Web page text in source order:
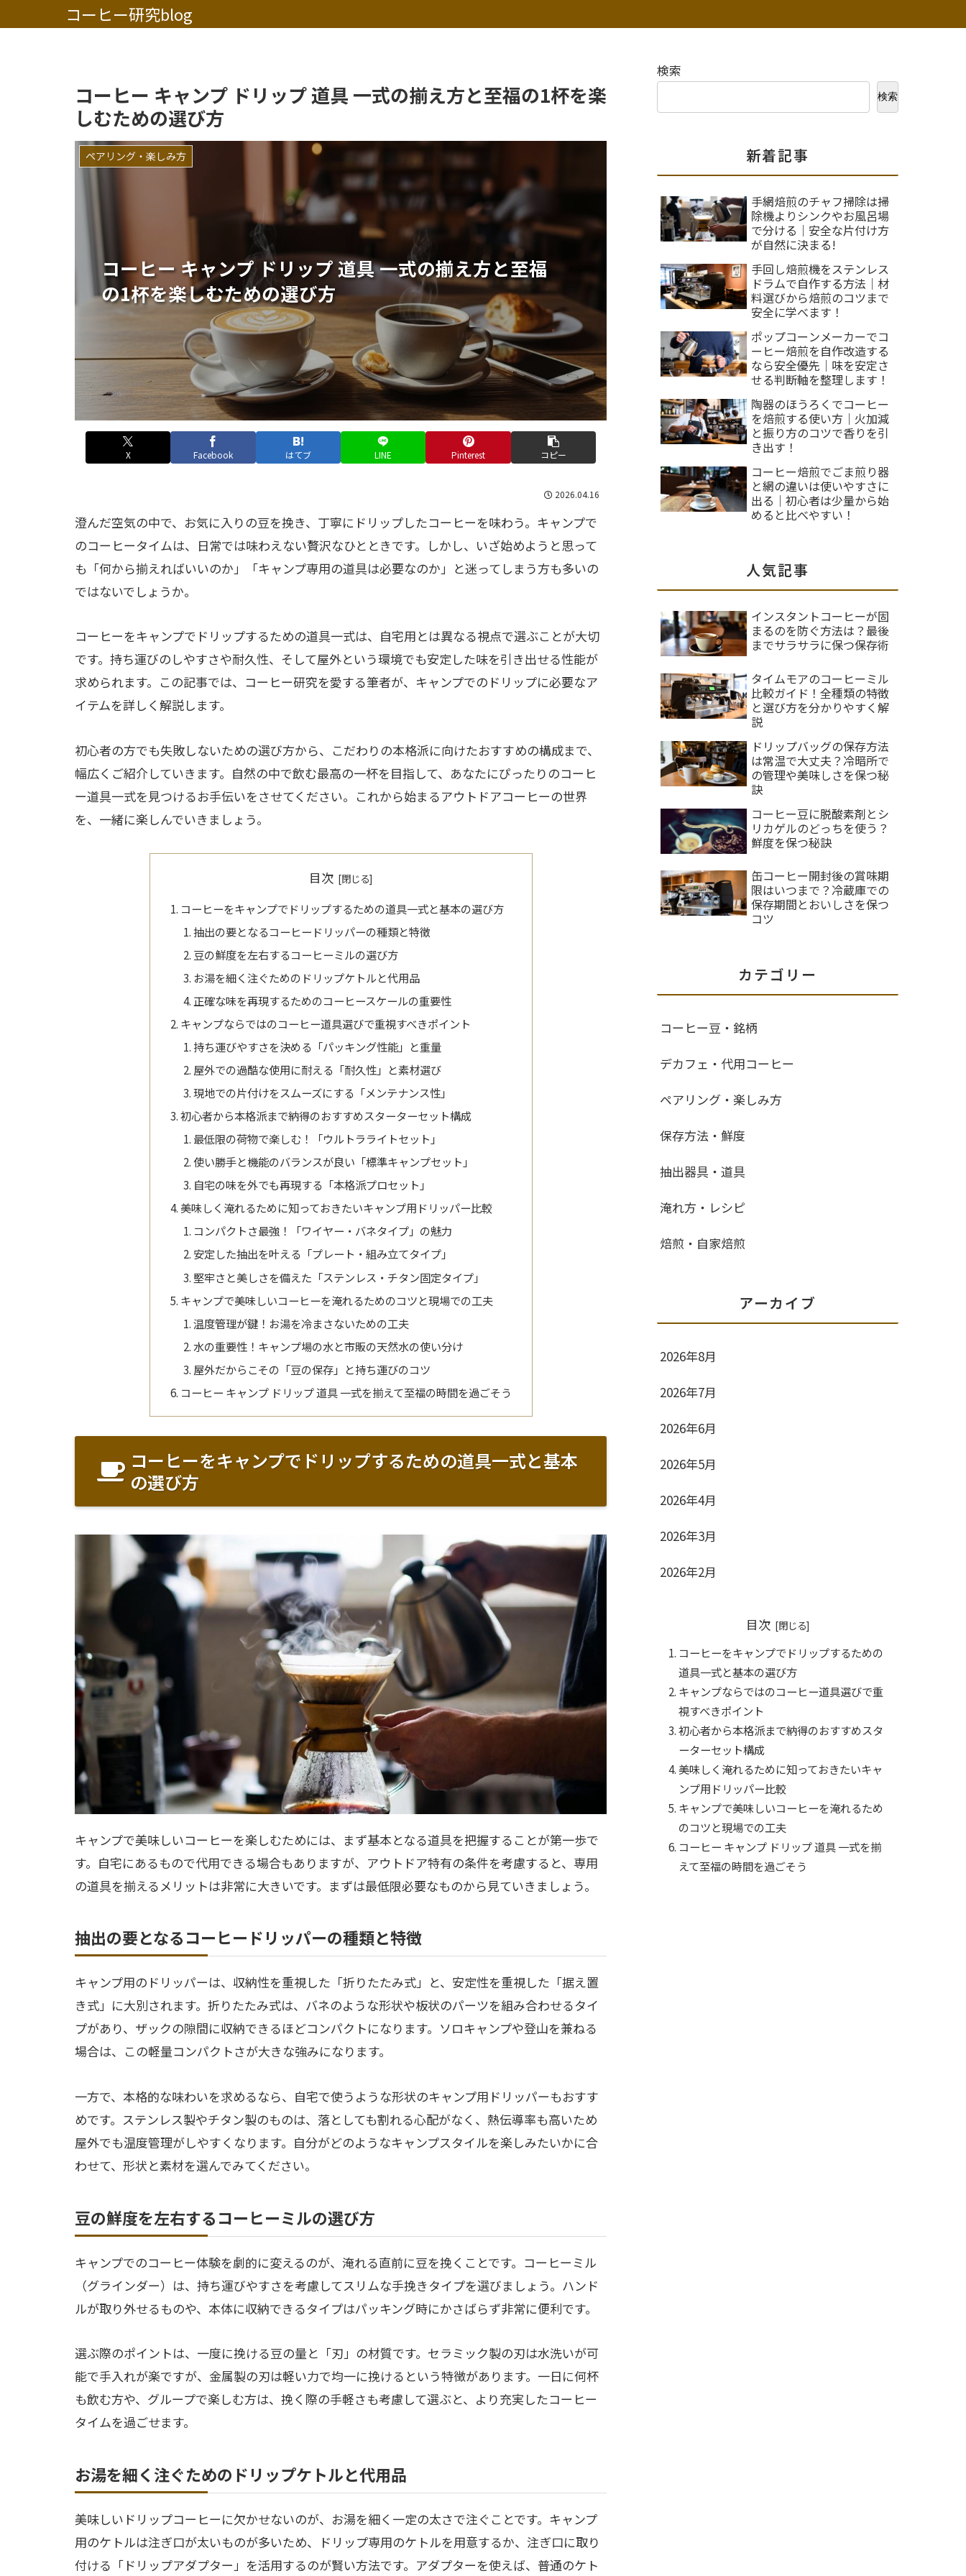
コーヒー研究blog
コーヒー キャンプ ドリップ 道具 一式の揃え方と至福の1杯を楽
しむための選び方
コーヒー キャンプ ドリップ 道具 一式の揃え方と至福
の1杯を楽しむための選び方
ペアリング・楽しみ方
X Facebook はてブ LINE Pinterest コピー
2026.04.16
澄んだ空気の中で、お気に入りの豆を挽き、丁寧にドリップしたコーヒーを味わう。キャンプで
のコーヒータイムは、日常では味わえない贅沢なひとときです。しかし、いざ始めようと思って
も「何から揃えればいいのか」「キャンプ専用の道具は必要なのか」と迷ってしまう方も多いの
ではないでしょうか。
コーヒーをキャンプでドリップするための道具一式は、自宅用とは異なる視点で選ぶことが大切
です。持ち運びのしやすさや耐久性、そして屋外という環境でも安定した味を引き出せる性能が
求められます。この記事では、コーヒー研究を愛する筆者が、キャンプでのドリップに必要なア
イテムを詳しく解説します。
初心者の方でも失敗しないための選び方から、こだわりの本格派に向けたおすすめの構成まで、
幅広くご紹介していきます。自然の中で飲む最高の一杯を目指して、あなたにぴったりのコーヒ
ー道具一式を見つけるお手伝いをさせてください。これから始まるアウトドアコーヒーの世界
を、一緒に楽しんでいきましょう。
目次
コーヒーをキャンプでドリップするための道具一式と基本の選び方
抽出の要となるコーヒードリッパーの種類と特徴
豆の鮮度を左右するコーヒーミルの選び方
お湯を細く注ぐためのドリップケトルと代用品
正確な味を再現するためのコーヒースケールの重要性
キャンプならではのコーヒー道具選びで重視すべきポイント
持ち運びやすさを決める「パッキング性能」と重量
屋外での過酷な使用に耐える「耐久性」と素材選び
現地での片付けをスムーズにする「メンテナンス性」
初心者から本格派まで納得のおすすめスターターセット構成
最低限の荷物で楽しむ！「ウルトラライトセット」
使い勝手と機能のバランスが良い「標準キャンプセット」
自宅の味を外でも再現する「本格派プロセット」
美味しく淹れるために知っておきたいキャンプ用ドリッパー比較
コンパクトさ最強！「ワイヤー・バネタイプ」の魅力
安定した抽出を叶える「プレート・組み立てタイプ」
堅牢さと美しさを備えた「ステンレス・チタン固定タイプ」
キャンプで美味しいコーヒーを淹れるためのコツと現場での工夫
温度管理が鍵！お湯を冷まさないための工夫
水の重要性！キャンプ場の水と市販の天然水の使い分け
屋外だからこその「豆の保存」と持ち運びのコツ
コーヒー キャンプ ドリップ 道具 一式を揃えて至福の時間を過ごそう
コーヒーをキャンプでドリップするための道具一式と基本
の選び方
キャンプで美味しいコーヒーを楽しむためには、まず基本となる道具を把握することが第一歩で
す。自宅にあるもので代用できる場合もありますが、アウトドア特有の条件を考慮すると、専用
の道具を揃えるメリットは非常に大きいです。まずは最低限必要なものから見ていきましょう。
抽出の要となるコーヒードリッパーの種類と特徴
キャンプ用のドリッパーは、収納性を重視した「折りたたみ式」と、安定性を重視した「据え置
き式」に大別されます。折りたたみ式は、バネのような形状や板状のパーツを組み合わせるタイ
プがあり、ザックの隙間に収納できるほどコンパクトになります。ソロキャンプや登山を兼ねる
場合は、この軽量コンパクトさが大きな強みになります。
一方で、本格的な味わいを求めるなら、自宅で使うような形状のキャンプ用ドリッパーもおすす
めです。ステンレス製やチタン製のものは、落としても割れる心配がなく、熱伝導率も高いため
屋外でも温度管理がしやすくなります。自分がどのようなキャンプスタイルを楽しみたいかに合
わせて、形状と素材を選んでみてください。
豆の鮮度を左右するコーヒーミルの選び方
キャンプでのコーヒー体験を劇的に変えるのが、淹れる直前に豆を挽くことです。コーヒーミル
（グラインダー）は、持ち運びやすさを考慮してスリムな手挽きタイプを選びましょう。ハンド
ルが取り外せるものや、本体に収納できるタイプはパッキング時にかさばらず非常に便利です。
選ぶ際のポイントは、一度に挽ける豆の量と「刃」の材質です。セラミック製の刃は水洗いが可
能で手入れが楽ですが、金属製の刃は軽い力で均一に挽けるという特徴があります。一日に何杯
も飲む方や、グループで楽しむ方は、挽く際の手軽さも考慮して選ぶと、より充実したコーヒー
タイムを過ごせます。
お湯を細く注ぐためのドリップケトルと代用品
美味しいドリップコーヒーに欠かせないのが、お湯を細く一定の太さで注ぐことです。キャンプ
用のケトルは注ぎ口が太いものが多いため、ドリップ専用のケトルを用意するか、注ぎ口に取り
付ける「ドリップアダプター」を活用するのが賢い方法です。アダプターを使えば、普通のケト
検索
検索
新着記事
手網焙煎のチャフ掃除は掃
除機よりシンクやお風呂場
で分ける｜安全な片付け方
が自然に決まる!
手回し焙煎機をステンレス
ドラムで自作する方法｜材
料選びから焙煎のコツまで
安全に学べます！
ポップコーンメーカーでコ
ーヒー焙煎を自作改造する
なら安全優先｜味を安定さ
せる判断軸を整理します！
陶器のほうろくでコーヒー
を焙煎する使い方｜火加減
と振り方のコツで香りを引
き出す！
コーヒー焙煎でごま煎り器
と網の違いは使いやすさに
出る｜初心者は少量から始
めると比べやすい！
人気記事
インスタントコーヒーが固
まるのを防ぐ方法は？最後
までサラサラに保つ保存術
タイムモアのコーヒーミル
比較ガイド！全種類の特徴
と選び方を分かりやすく解
説
ドリップバッグの保存方法
は常温で大丈夫？冷暗所で
の管理や美味しさを保つ秘
訣
コーヒー豆に脱酸素剤とシ
リカゲルのどっちを使う？
鮮度を保つ秘訣
缶コーヒー開封後の賞味期
限はいつまで？冷蔵庫での
保存期間とおいしさを保つ
コツ
カテゴリー
コーヒー豆・銘柄
デカフェ・代用コーヒー
ペアリング・楽しみ方
保存方法・鮮度
抽出器具・道具
淹れ方・レシピ
焙煎・自家焙煎
アーカイブ
2026年8月
2026年7月
2026年6月
2026年5月
2026年4月
2026年3月
2026年2月
目次
コーヒーをキャンプでドリップするための
道具一式と基本の選び方
キャンプならではのコーヒー道具選びで重
視すべきポイント
初心者から本格派まで納得のおすすめスタ
ーターセット構成
美味しく淹れるために知っておきたいキャ
ンプ用ドリッパー比較
キャンプで美味しいコーヒーを淹れるため
のコツと現場での工夫
コーヒー キャンプ ドリップ 道具 一式を揃
えて至福の時間を過ごそう